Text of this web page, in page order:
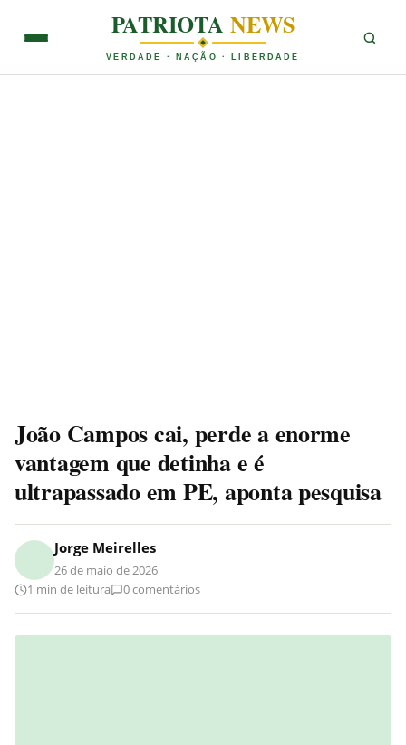
PATRIOTANEWS
VERDADE · NAÇÃO · LIBERDADE
João Campos cai, perde a enorme
vantagem que detinha e é
ultrapassado em PE, aponta pesquisa
Jorge Meirelles
26 de maio de 2026
1 min de leitura
0 comentários